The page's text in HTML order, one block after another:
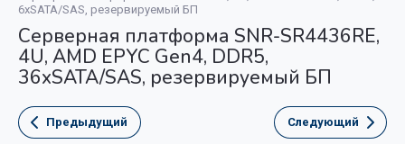
6xSATA/SAS, резервируемый БП
Серверная платформа SNR-SR4436RE,
4U, AMD EPYC Gen4, DDR5,
36xSATA/SAS, резервируемый БП
Предыдущий Следующий